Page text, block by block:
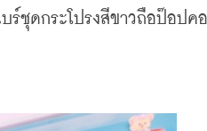
ชุดกระโปรงสีขาวถือป๊อปค